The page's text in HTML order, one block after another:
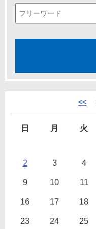
<<
日 月 火
2 3 4
9 10 11
16 17 18
23 24 25